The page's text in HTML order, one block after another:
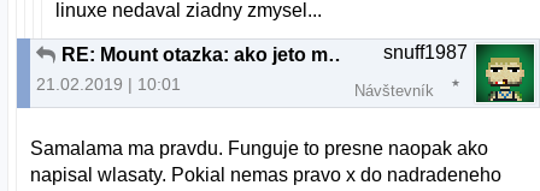
linuxe nedaval ziadny zmysel...
RE: Mount otazka: ako jeto mozne?
21.02.2019 | 10:01
snuff1987
Návštevník
Samalama ma pravdu. Funguje to presne naopak ako
napisal wlasaty. Pokial nemas pravo x do nadradeneho